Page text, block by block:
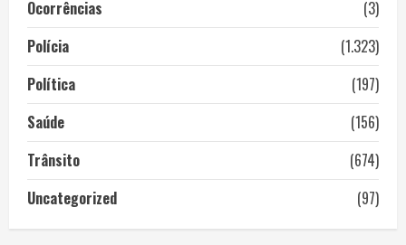
Ocorrências
(3)
Polícia
(1.323)
Política
(197)
Saúde
(156)
Trânsito
(674)
Uncategorized
(97)